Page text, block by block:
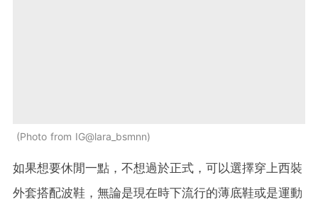
Photo from IG@lara_bsmnn
如果想要休閒一點，不想過於正式，可以選擇穿上西裝
外套搭配波鞋，無論是現在時下流行的薄底鞋或是運動